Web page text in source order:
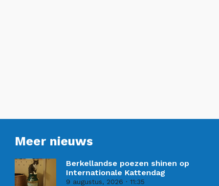
Meer nieuws
Berkellandse poezen shinen op
Internationale Kattendag
9 augustus, 2026 11:35